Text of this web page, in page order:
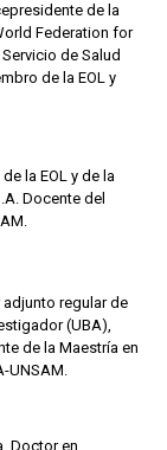
de la
Federation for
de Salud
de la EOL y
la EOL y de la
Docente del
regular de
(UBA),
de la Maestría en
UNSAM.
Doctor en